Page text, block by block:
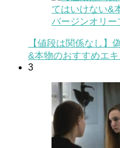
【値段は関係なし】
&本物のおすすめエ
3